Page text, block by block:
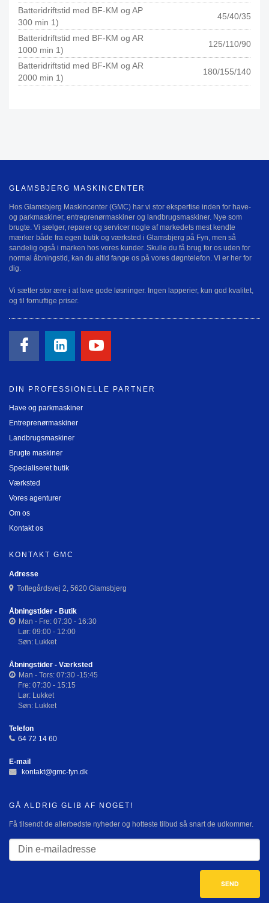
Batteridriftstid med BF-KM og AP
300 min 1)
45/40/35
Batteridriftstid med BF-KM og AR
1000 min 1)
125/110/90
Batteridriftstid med BF-KM og AR
2000 min 1)
180/155/140
GLAMSBJERG MASKINCENTER
Hos Glamsbjerg Maskincenter (GMC) har vi stor ekspertise inden for have-
og parkmaskiner, entreprenørmaskiner og landbrugsmaskiner. Nye som
brugte. Vi sælger, reparer og servicer nogle af markedets mest kendte
mærker både fra egen butik og værksted i Glamsbjerg på Fyn, men så
sandelig også i marken hos vores kunder. Skulle du få brug for os uden for
normal åbningstid, kan du altid fange os på vores døgntelefon. Vi er her for
dig.
Vi sætter stor ære i at lave gode løsninger. Ingen lapperier, kun god kvalitet,
og til fornuftige priser.
DIN PROFESSIONELLE PARTNER
Have og parkmaskiner
Entreprenørmaskiner
Landbrugsmaskiner
Brugte maskiner
Specialiseret butik
Værksted
Vores agenturer
Om os
Kontakt os
KONTAKT GMC
Adresse
Toftegårdsvej 2, 5620 Glamsbjerg
Åbningstider - Butik
Man - Fre: 07:30 - 16:30
Lør: 09:00 - 12:00
Søn: Lukket
Åbningstider - Værksted
Man - Tors: 07:30 -15:45
Fre: 07:30 - 15:15
Lør: Lukket
Søn: Lukket
Telefon
64 72 14 60
E-mail
kontakt@gmc-fyn.dk
GÅ ALDRIG GLIB AF NOGET!
Få tilsendt de allerbedste nyheder og hotteste tilbud så snart de udkommer.